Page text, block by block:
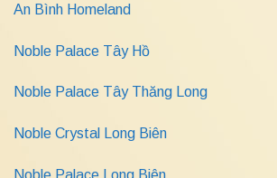
An Bình Homeland
Noble Palace Tây Hồ
Noble Palace Tây Thăng Long
Noble Crystal Long Biên
Noble Palace Long Biên